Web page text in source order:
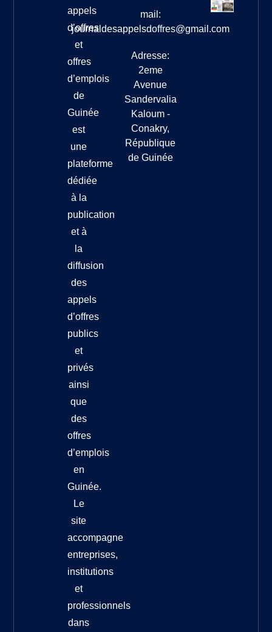
appels
d’offres
et
offres
d’emplois
de
Guinée
est
une
plateforme
dédiée
à la
publication
et à
la
diffusion
des
appels
d’offres
publics
et
privés
ainsi
que
des
offres
d’emplois
en
Guinée.
Le
site
accompagne
entreprises,
institutions
et
professionnels
dans
mail:
journaldesappelsdoffres@gmail.com
Adresse:
2eme
Avenue
Sandervalia
Kaloum -
Conakry,
République
de Guinée